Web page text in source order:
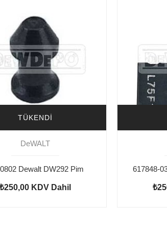
TÜKENDI
DeWALT
Dewalt DW292 Pim
KDV Dahil